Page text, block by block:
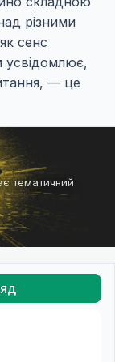
різними
сенс
усвідомлює,
— це
тематичний